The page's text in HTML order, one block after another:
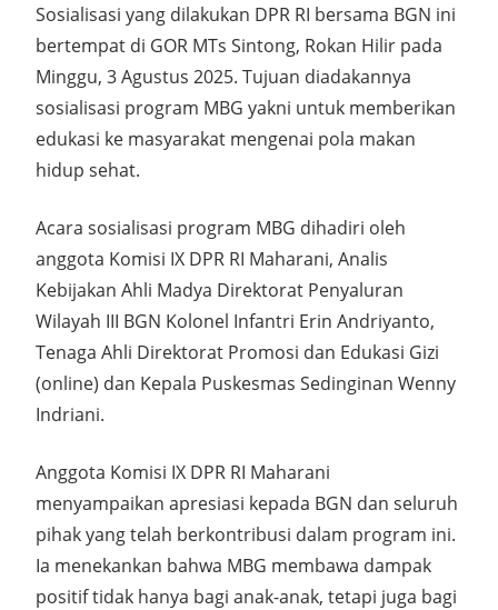
Sosialisasi yang dilakukan DPR RI bersama BGN ini
bertempat di GOR MTs Sintong, Rokan Hilir pada
Minggu, 3 Agustus 2025. Tujuan diadakannya
sosialisasi program MBG yakni untuk memberikan
edukasi ke masyarakat mengenai pola makan
hidup sehat.
Acara sosialisasi program MBG dihadiri oleh
anggota Komisi IX DPR RI Maharani, Analis
Kebijakan Ahli Madya Direktorat Penyaluran
Wilayah III BGN Kolonel Infantri Erin Andriyanto,
Tenaga Ahli Direktorat Promosi dan Edukasi Gizi
(online) dan Kepala Puskesmas Sedinginan Wenny
Indriani.
Anggota Komisi IX DPR RI Maharani
menyampaikan apresiasi kepada BGN dan seluruh
pihak yang telah berkontribusi dalam program ini.
Ia menekankan bahwa MBG membawa dampak
positif tidak hanya bagi anak-anak, tetapi juga bagi